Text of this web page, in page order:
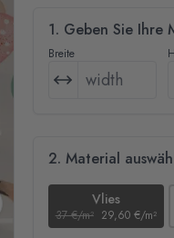
1. Geben Sie Ihre
Breite
2. Material
Vlies
37 €/m² 29,60 €/m²